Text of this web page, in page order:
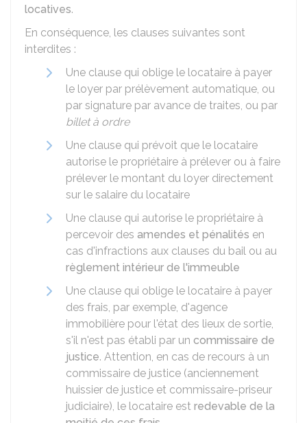
locatives.
En conséquence, les clauses suivantes sont
interdites :
Une clause qui oblige le locataire à payer
le loyer par prélèvement automatique, ou
par signature par avance de traites, ou par
billet à ordre
Une clause qui prévoit que le locataire
autorise le propriétaire à prélever ou à faire
prélever le montant du loyer directement
sur le salaire du locataire
Une clause qui autorise le propriétaire à
percevoir des amendes et pénalités en
cas d'infractions aux clauses du bail ou au
règlement intérieur de l'immeuble
Une clause qui oblige le locataire à payer
des frais, par exemple, d'agence
immobilière pour l'état des lieux de sortie,
s'il n'est pas établi par un commissaire de
justice. Attention, en cas de recours à un
commissaire de justice (anciennement
huissier de justice et commissaire-priseur
judiciaire), le locataire est redevable de la